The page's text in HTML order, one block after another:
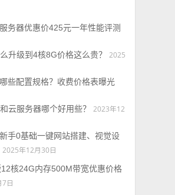
务器优惠价425元一年性能评测
升级到4核8G价格这么贵？
2025
些配置规格？收费价格表曝光
云服务器哪个好用些？
2023年12
手0基础一键网站搭建、视觉设
2025年12月30日
核24G内存500M带宽优惠价格
日